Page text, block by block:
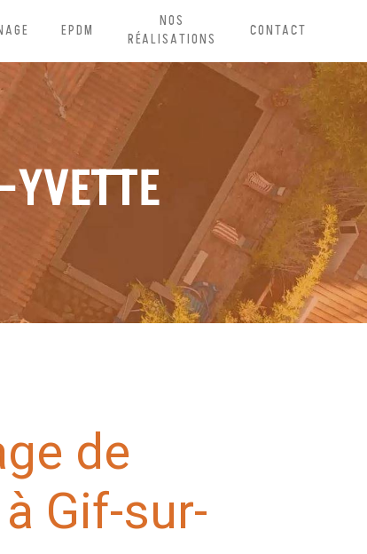
EPDM
NOS
RÉALISATIONS
CONTACT
de
Gif-sur-